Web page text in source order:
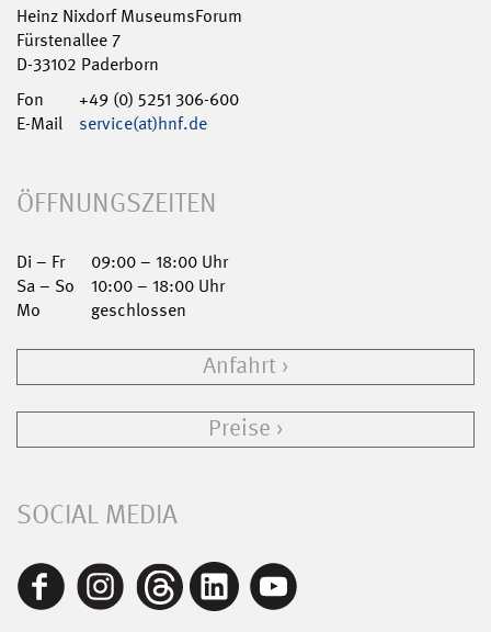
Heinz Nixdorf MuseumsForum
Fürstenallee 7
D-33102 Paderborn
Fon
+49 (0) 5251 306-600
E-Mail
service(at)hnf.de
ÖFFNUNGSZEITEN
Di – Fr
09:00 – 18:00 Uhr
Sa – So
10:00 – 18:00 Uhr
Mo
geschlossen
Anfahrt
Preise
SOCIAL MEDIA